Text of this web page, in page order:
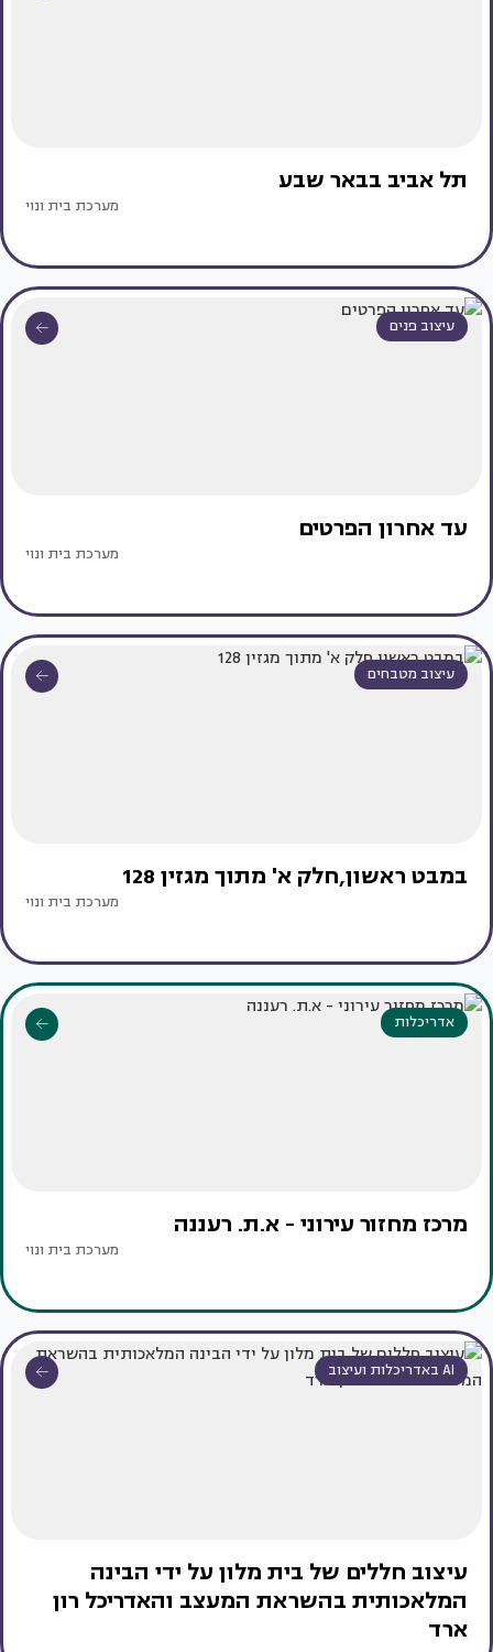
תל אביב בבאר שבע
מערכת בית ונוי
עיצוב פנים
עד אחרון הפרטים
מערכת בית ונוי
עיצוב מטבחים
במבט ראשון,חלק א' מתוך מגזין 128
מערכת בית ונוי
אדריכלות
מרכז מחזור עירוני - א.ת. רעננה
מערכת בית ונוי
AI באדריכלות ועיצוב
עיצוב חללים של בית מלון על ידי הבינה
המלאכותית בהשראת המעצב והאדריכל רון
ארד